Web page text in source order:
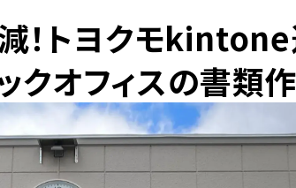
！トヨクモ
クオフィスの書類